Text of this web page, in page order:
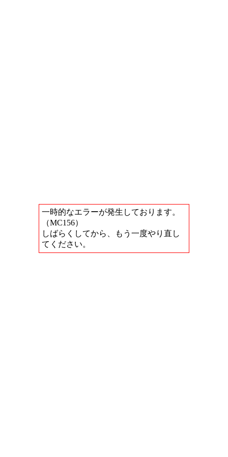
一時的なエラーが発生しております。
（MC156）
しばらくしてから、もう一度やり直し
てください。